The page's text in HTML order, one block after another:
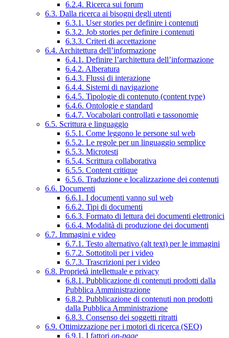
6.2.4. Ricerca sui forum
6.3. Dalla ricerca ai bisogni degli utenti
6.3.1. User stories per definire i contenuti
6.3.2. Job stories per definire i contenuti
6.3.3. Criteri di accettazione
6.4. Architettura dell’informazione
6.4.1. Definire l’architettura dell’informazione
6.4.2. Alberatura
6.4.3. Flussi di interazione
6.4.4. Sistemi di navigazione
6.4.5. Tipologie di contenuto (content type)
6.4.6. Ontologie e standard
6.4.7. Vocabolari controllati e tassonomie
6.5. Scrittura e linguaggio
6.5.1. Come leggono le persone sul web
6.5.2. Le regole per un linguaggio semplice
6.5.3. Microtesti
6.5.4. Scrittura collaborativa
6.5.5. Content critique
6.5.6. Traduzione e localizzazione dei contenuti
6.6. Documenti
6.6.1. I documenti vanno sul web
6.6.2. Tipi di documenti
6.6.3. Formato di lettura dei documenti elettronici
6.6.4. Modalità di produzione dei documenti
6.7. Immagini e video
6.7.1. Testo alternativo (alt text) per le immagini
6.7.2. Sottotitoli per i video
6.7.3. Trascrizioni per i video
6.8. Proprietà intellettuale e privacy
6.8.1. Pubblicazione di contenuti prodotti dalla
Pubblica Amministrazione
6.8.2. Pubblicazione di contenuti non prodotti
dalla Pubblica Amministrazione
6.8.3. Consenso dei soggetti ritratti
6.9. Ottimizzazione per i motori di ricerca (SEO)
6.9.1. I fattori on-page